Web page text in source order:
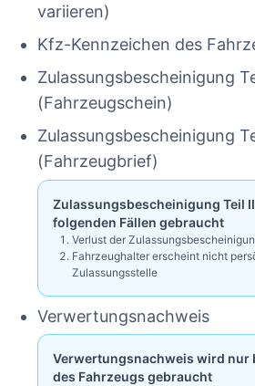
variieren)
Kfz-Kennzeichen des
Zulassungsbescheinigung
(Fahrzeugschein)
Zulassungsbescheinigung
(Fahrzeugbrief)
Zulassungsbescheinigung Teil
folgenden Fällen gebraucht
Verlust der
Fahrzeughalter erscheint nicht
Zulassungsstelle
Verwertungsnachweis
Verwertungsnachweis wird nur
des Fahrzeugs gebraucht